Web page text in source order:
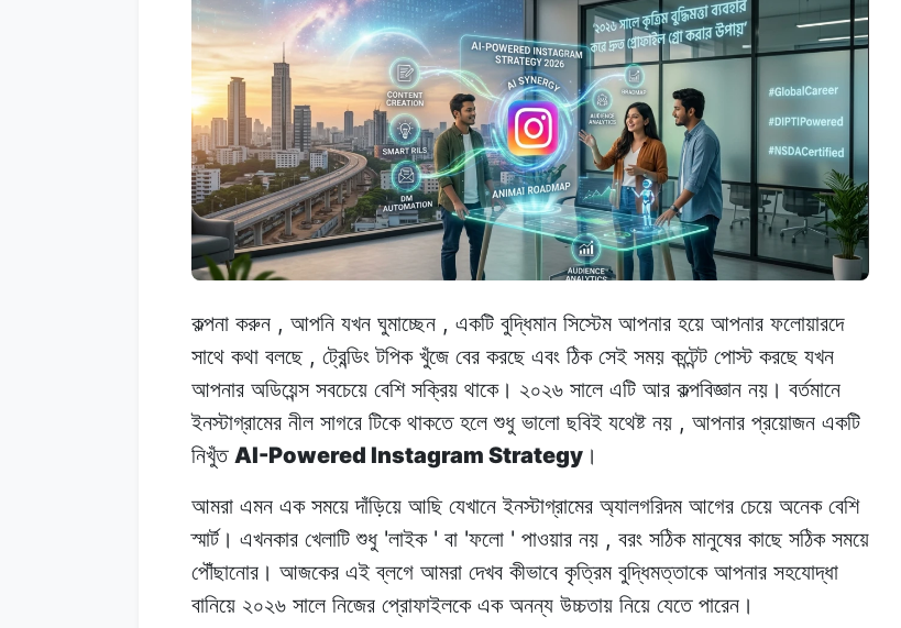
কল্পনা করুন , আপনি যখন ঘুমাচ্ছেন , একটি বুদ্ধিমান সিস্টেম আপনার হয়ে আপনার ফলোয়ারদে
সাথে কথা বলছে, ট্রেন্ডিং টপিক খুঁজে বের করছে এবং ঠিক সেই সময় কন্টেন্ট পোস্ট করছে যখন
আপনার অডিয়েন্স সবচেয়ে বেশি সক্রিয় থাকে। ২০২৬ সালে এটি আর কল্পবিজ্ঞান নয়। বর্তমানে
ইনস্টাগ্রামের নীল সাগরে টিকে থাকতে হলে শুধু ভালো ছবিই যথেষ্ট নয় , আপনার প্রয়োজন একটি
নিখুঁত AI-Powered Instagram Strategy ।
আমরা এমন এক সময়ে দাঁড়িয়ে আছি যেখানে ইনস্টাগ্রামের অ্যালগরিদম আগের চেয়ে অনেক বেশি
স্মার্ট। এখনকার খেলাটি শুধু'লাইক' বা 'ফলো ' পাওয়ার নয় , বরং সঠিক মানুষের কাছে সঠিক সময়ে
পৌঁছানোর। আজকের এই ব্লগে আমরা দেখব কীভাবে কৃত্রিম বুদ্ধিমত্তাকে আপনার সহযোদ্ধা
বানিয়ে ২০২৬ সালে নিজের প্রোফাইলকে এক অনন্য উচ্চতায় নিয়ে যেতে পারেন।